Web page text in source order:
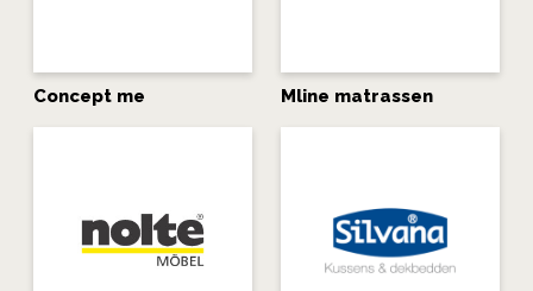
Concept me Mline matrassen